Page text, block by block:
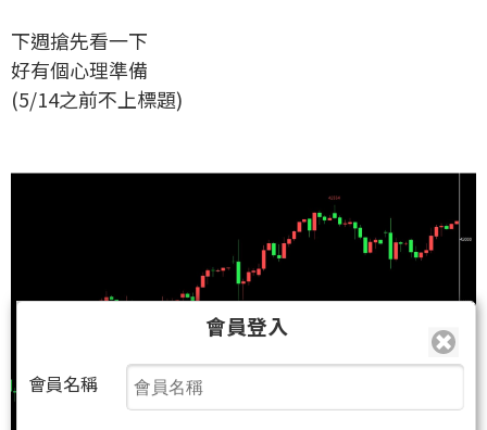
下週搶先看一下
好有個心理準備
(5/14之前不上標題)
會員登入
會員名稱